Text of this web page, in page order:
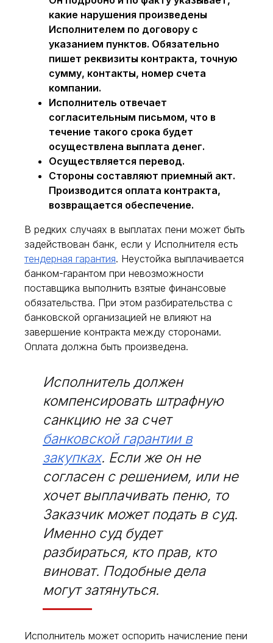
какие нарушения произведены
Исполнителем по договору с
указанием пунктов. Обязательно
пишет реквизиты контракта, точную
сумму, контакты, номер счета
компании.
Исполнитель отвечает
согласительным письмом, что в
течение такого срока будет
осуществлена выплата денег.
Осуществляется перевод.
Стороны составляют приемный акт.
Производится оплата контракта,
возвращается обеспечение.
В редких случаях в выплатах пени может быть
задействован банк, если у Исполнителя есть
тендерная гарантия. Неустойка выплачивается
банком-гарантом при невозможности
поставщика выполнить взятые финансовые
обязательства. При этом разбирательства с
банковской организацией не влияют на
завершение контракта между сторонами.
Оплата должна быть произведена.
Исполнитель должен
компенсировать штрафную
санкцию не за счет
банковской гарантии в
закупках. Если же он не
согласен с решением, или не
хочет выплачивать пеню, то
Заказчик может подать в суд.
Именно суд будет
разбираться, кто прав, кто
виноват. Подобные дела
могут затянуться.
Исполнитель может оспорить начисление пени